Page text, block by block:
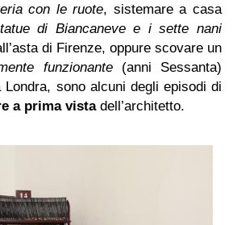
con le ruote, sistemare a casa
di Biancaneve e i sette nani
di Firenze, oppure scovare un
funzionante(anni Sessanta)
sono alcuni degli episodi di
a prima vistadell’architetto.